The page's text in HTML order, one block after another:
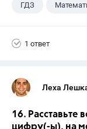
ГДЗ
1 ответ
Леха
16. Расставьте
цифру(-ы), на